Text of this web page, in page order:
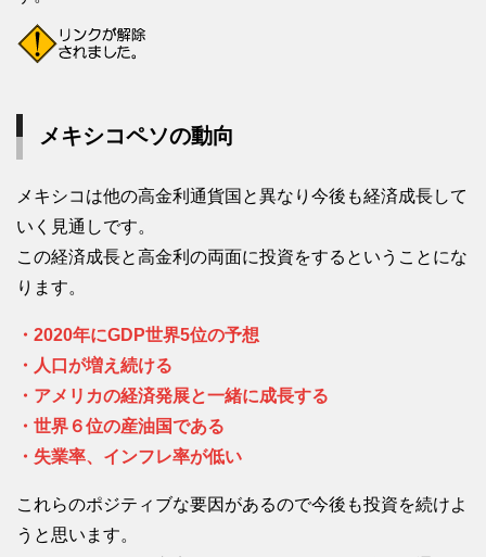
メキシコペソの動向
メキシコは他の高金利通貨国と異なり今後も経済成長して
いく見通しです。
この経済成長と高金利の両面に投資をするということにな
ります。
・2020年にGDP世界5位の予想
・人口が増え続ける
・アメリカの経済発展と一緒に成長する
・世界６位の産油国である
・失業率、インフレ率が低い
これらのポジティブな要因があるので今後も投資を続けよ
うと思います。